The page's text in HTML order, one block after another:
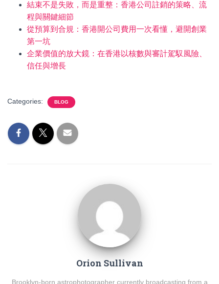
結束不是失敗，而是重整：香港公司註銷的策略、流
程與關鍵細節
從預算到合規：香港開公司費用一次看懂，避開創業
第一坑
企業價值的放大鏡：在香港以核數與審計駕馭風險、
信任與增長
Categories: BLOG
Orion Sullivan
Brooklyn-born astrophotographer currently broadcasting from a